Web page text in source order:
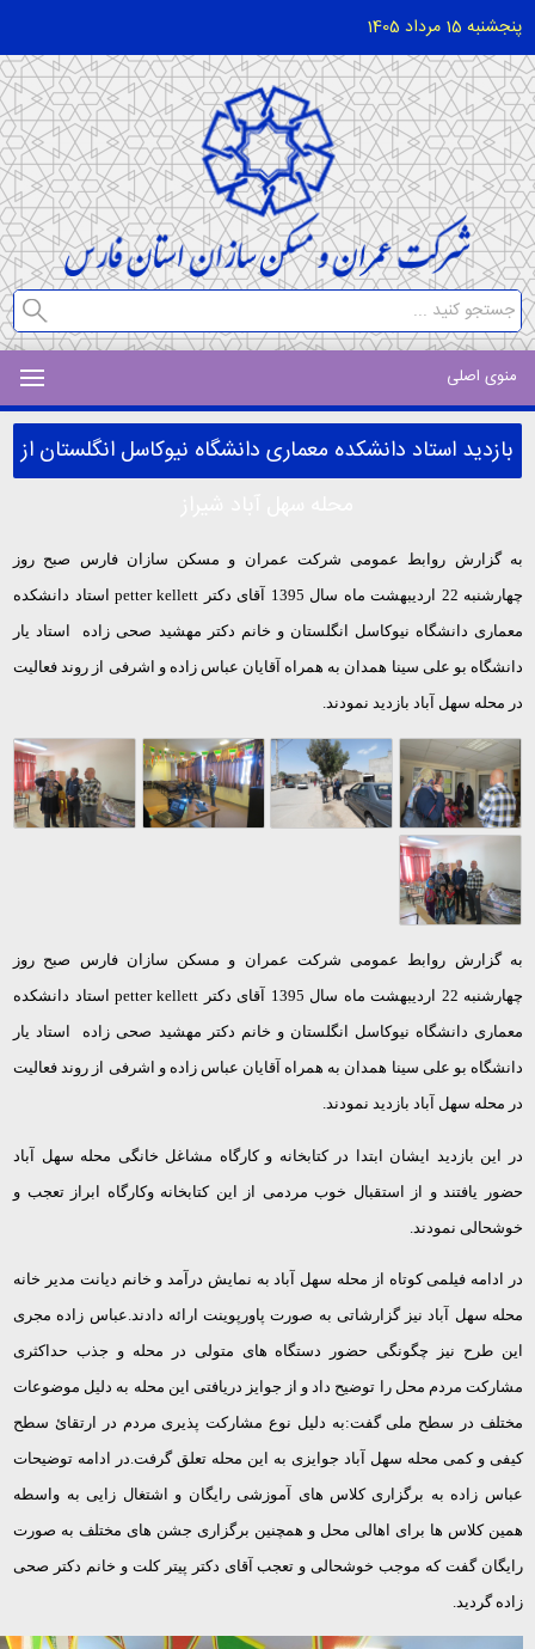
پنجشنبه 15 مرداد 1405
منوی اصلی
بازدید استاد دانشکده معماری دانشگاه نیوکاسل انگلستان از
به گزارش روابط عمومی شرکت عمران و مسکن سازان فارس صبح روز
چهارشنبه 22 اردیبهشت ماه سال 1395 آقای دکتر
petter kellettاستاد دانشکده
معماری دانشگاه نیوکاسل انگلستان و خانم دکتر مهشید صحی زاده استاد یار
دانشگاه بو علی سینا همدان به همراه آقایان عباس زاده و اشرفی از روند فعالیت
در محله سهل آباد بازدید نمودند.
به گزارش روابط عمومی شرکت عمران و مسکن سازان فارس صبح روز
چهارشنبه 22 اردیبهشت ماه سال 1395 آقای دکتر
petter kellettاستاد دانشکده
معماری دانشگاه نیوکاسل انگلستان و خانم دکتر مهشید صحی زاده استاد یار
دانشگاه بو علی سینا همدان به همراه آقایان عباس زاده و اشرفی از روند فعالیت
در محله سهل آباد بازدید نمودند.
در این بازدید ایشان ابتدا در کتابخانه و کارگاه مشاغل خانگی محله سهل آباد
حضور یافتند و از استقبال خوب مردمی از این کتابخانه وکارگاه ابراز تعجب و
خوشحالی نمودند.
در ادامه فیلمی کوتاه از محله سهل آباد به نمایش درآمد و خانم دیانت مدیر خانه
محله سهل آباد نیز گزارشاتی به صورت پاورپوینت ارائه دادند.عباس زاده مجری
این طرح نیز چگونگی حضور دستگاه های متولی در محله و جذب حداکثری
مشارکت مردم محل را توضیح داد و از جوایز دریافتی این محله به دلیل موضوعات
مختلف در سطح ملی گفت:به دلیل نوع مشارکت پذیری مردم در ارتقائ سطح
کیفی و کمی محله سهل آباد جوایزی به این محله تعلق گرفت.در ادامه توضیحات
عباس زاده به برگزاری کلاس های آموزشی رایگان و اشتغال زایی به واسطه
همین کلاس ها برای اهالی محل و همچنین برگزاری جشن های مختلف به صورت
رایگان گفت که موجب خوشحالی و تعجب آقای دکتر پیتر کلت و خانم دکتر صحی
زاده گردید.